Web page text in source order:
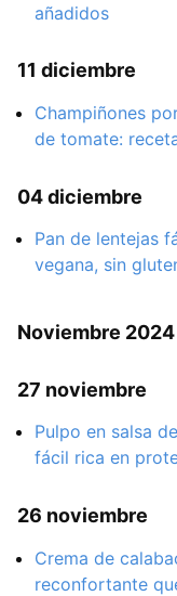
añadidos
11 diciembre
Champiñones
de tomate:
04 diciembre
Pan de lentejas
vegana, sin
Noviembre 2024
27 noviembre
Pulpo en salsa
fácil rica en
26 noviembre
Crema de
reconfortante